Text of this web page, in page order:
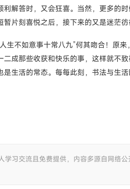
解答时，又会狂喜。当然，更多的
片刻喜悦之后，接下来的又是迷茫彷
生不如意事十常八九”何其吻合！原
成那些收获和快乐的事，这样就不
生活的常态。每每此刻，书法与生活
学习交流且免费提供，内容多源自网络